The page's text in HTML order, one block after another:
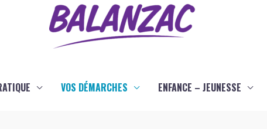
VOS DÉMARCHES ENFANCE – JEUNESSE